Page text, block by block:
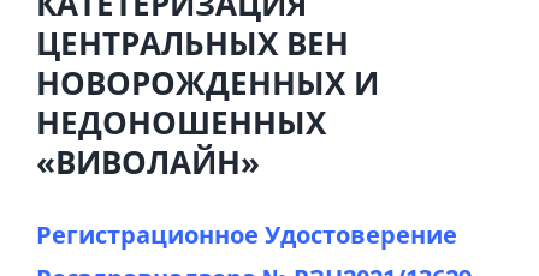
ЦЕНТРАЛЬНЫХ ВЕН
НОВОРОЖДЕННЫХ И
НЕДОНОШЕННЫХ
«ВИВОЛАЙН»
Регистрационное Удостоверение